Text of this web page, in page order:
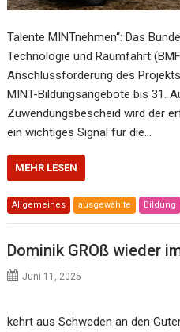
Talente MINTnehmen“: Das
Technologie und Raumfahrt
Anschlussförderung des
MINT-Bildungsangebote bis 31.
Zuwendungsbescheid wird der
ein wichtiges Signal für die…
MEHR LESEN
Allgemeines ausgewählte Bildung
Dominik GROß wieder
Juni 11, 2025
kehrt aus Schweden an den